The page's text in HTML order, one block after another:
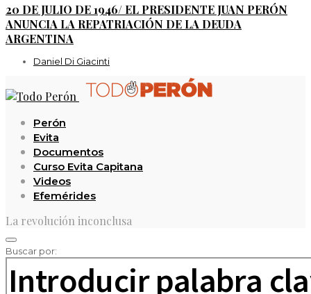
20 DE JULIO DE 1946/ EL PRESIDENTE JUAN PERÓN
ANUNCIA LA REPATRIACIÓN DE LA DEUDA
ARGENTINA
Daniel Di Giacinti
Perón
Evita
Documentos
Curso Evita Capitana
Videos
Efemérides
La revolución inconclusa
Buscar por: